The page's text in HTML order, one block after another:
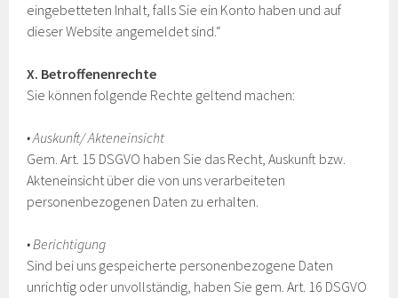
eingebetteten Inhalt, falls Sie ein Konto haben und auf
dieser Website angemeldet sind.“
X. Betroffenenrechte
Sie können folgende Rechte geltend machen:
• Auskunft/ Akteneinsicht
Gem. Art. 15 DSGVO haben Sie das Recht, Auskunft bzw.
Akteneinsicht über die von uns verarbeiteten
personenbezogenen Daten zu erhalten.
• Berichtigung
Sind bei uns gespeicherte personenbezogene Daten
unrichtig oder unvollständig, haben Sie gem. Art. 16 DSGVO